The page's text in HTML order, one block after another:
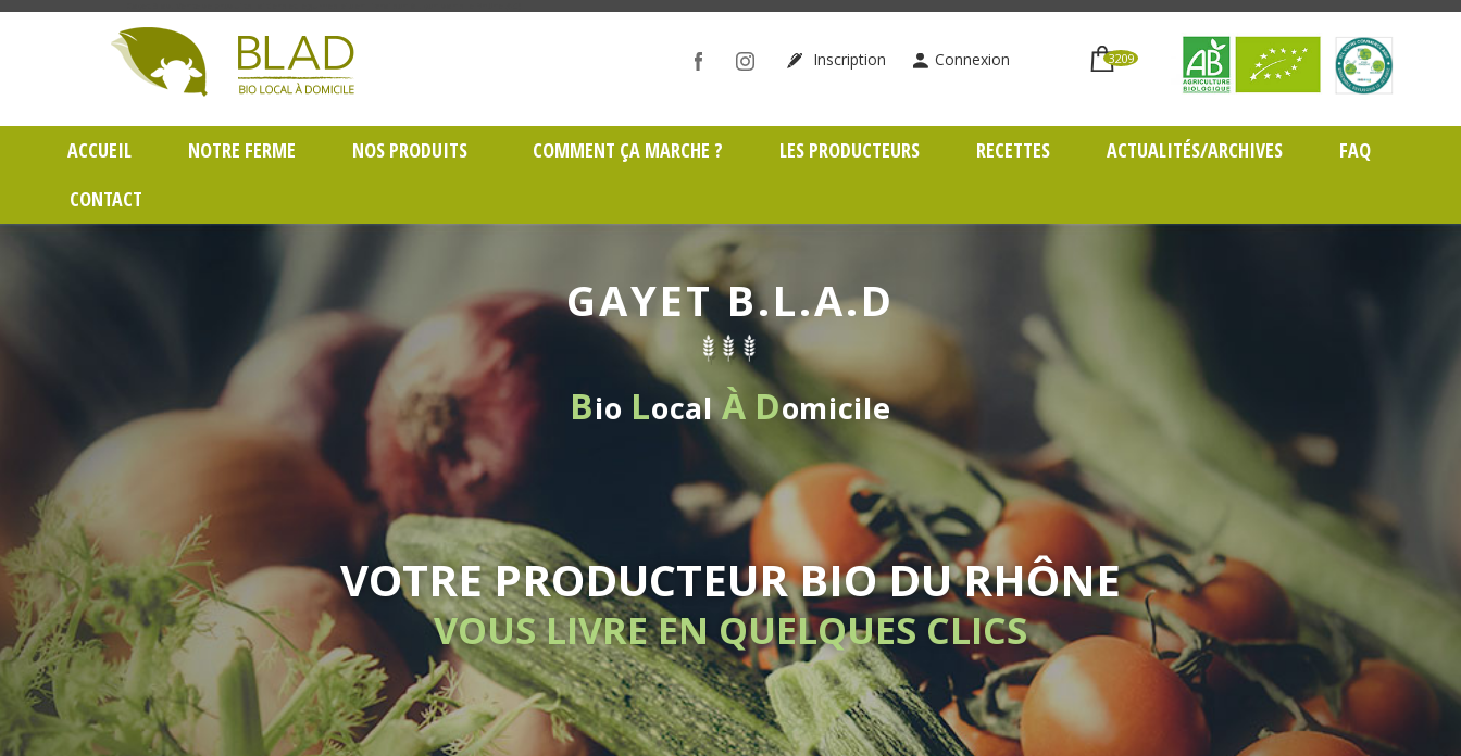
Inscription Connexion 3209
ACCUEIL NOTRE FERME NOS PRODUITS COMMENT ÇA MARCHE ? LES PRODUCTEURS RECETTES ACTUALITÉS/ARCHIVES
FAQ
CONTACT
GAYET B.L.A.D
Bio LocalÀ Domicile
LIVRAISON HEBDOMADAIRE
SANS ENGAGEMENT